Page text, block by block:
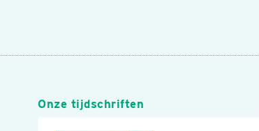
Onze tijdschriften